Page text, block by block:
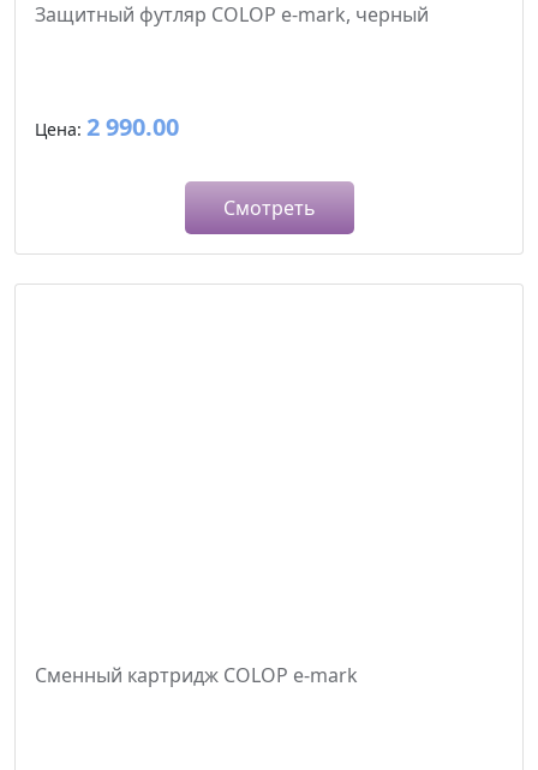
Защитный футляр COLOP e-mark, черный
Цена: 2 990.00
Смотреть
Сменный картридж COLOP e-mark